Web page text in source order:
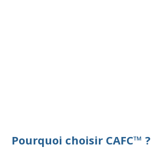
Pourquoi choisir CAFC™ ?